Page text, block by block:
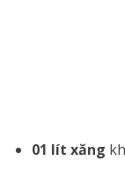
01 lít xăng